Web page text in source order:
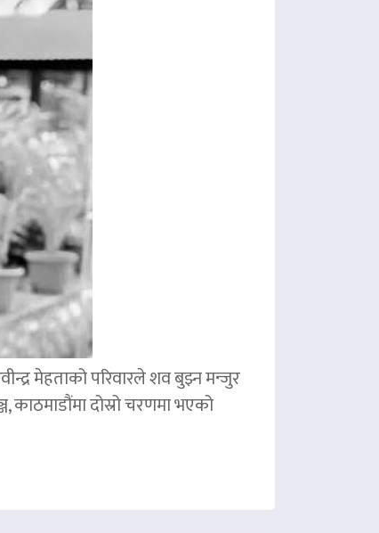
मेहताको परिवारले शव बुझ्न मन्जुर
दोस्रो चरणमा भएको